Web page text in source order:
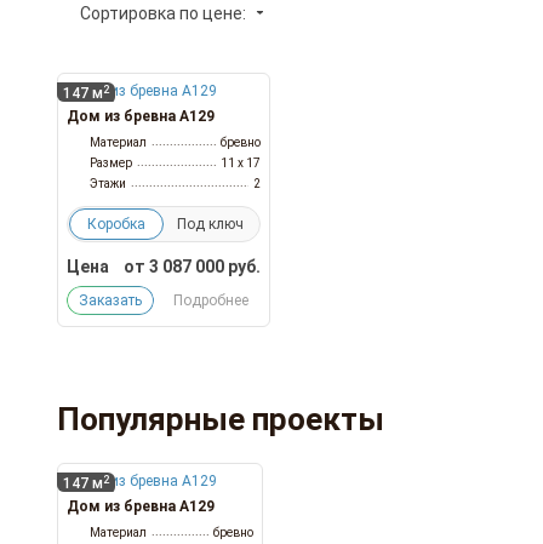
Сортировка по цене:
147 м 2
Дом из бревна А129
Материал
бревно
Размер
11 x 17
Этажи
2
Коробка Под ключ
Цена от 3 087 000руб.
Заказать Подробнее
Популярные проекты
147 м 2
Дом из бревна А129
Материал
бревно